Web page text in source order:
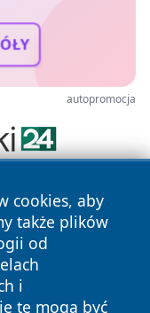
autopromocja
cookies, aby
także plików
od
i
te mogą być
prawa